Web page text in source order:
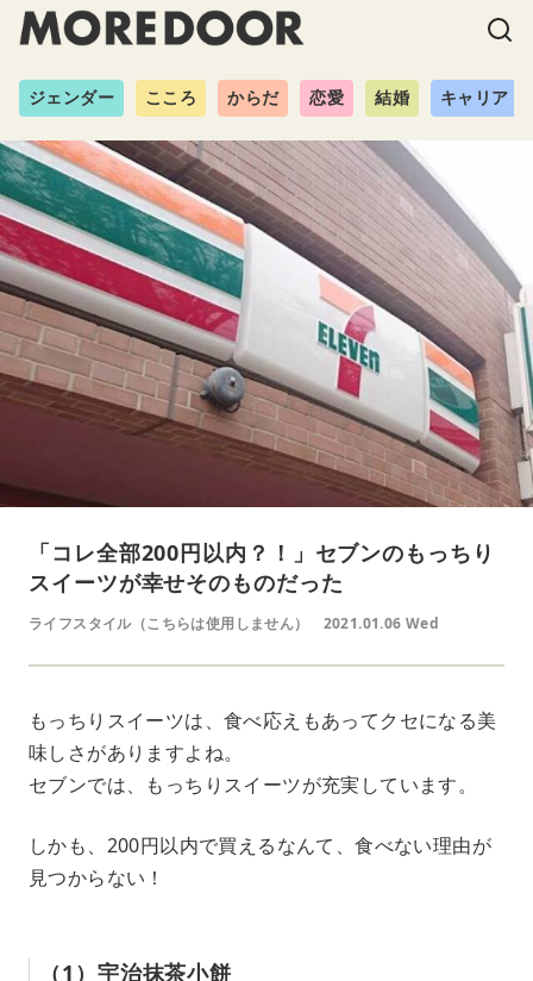
ジェンダー こころ からだ 恋愛 結婚 キャリア
「コレ全部200円以内？！」セブンのもっちり
スイーツが幸せそのものだった
ライフスタイル（こちらは使用しません） 2021.01.06 Wed
もっちりスイーツは、食べ応えもあってクセになる美
味しさがありますよね。
セブンでは、もっちりスイーツが充実しています。
しかも、200円以内で買えるなんて、食べない理由が
見つからない！
（1）宇治抹茶小餅